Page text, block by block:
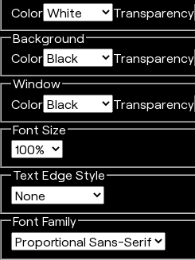
Color
Transparency
Background
Color
Transparency
Window
Color
Transparency
Font Size
Text Edge Style
Font Family